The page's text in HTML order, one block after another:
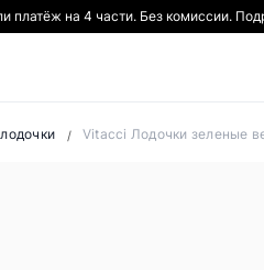
платёж на 4 части. Без комиссии.
Vitacci Лодочки зеленые